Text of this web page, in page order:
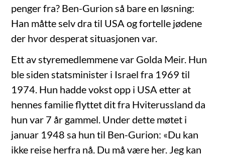
penger fra? Ben-Gurion så bare en løsning:
Han måtte selv dra til USA og fortelle jødene
der hvor desperat situasjonen var.
Ett av styremedlemmene var Golda Meir. Hun
ble siden statsminister i Israel fra 1969 til
1974. Hun hadde vokst opp i USA etter at
hennes familie flyttet dit fra Hviterussland da
hun var 7 år gammel. Under dette møtet i
januar 1948 sa hun til Ben-Gurion: «Du kan
ikke reise herfra nå. Du må være her. Jeg kan